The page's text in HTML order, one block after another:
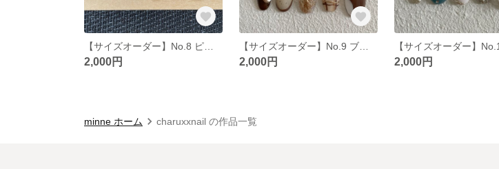
2,000円
【サイズオーダー】No.9 ブラウンネイル
2,000円 2,000円
minne ホーム charuxxnail の作品一覧